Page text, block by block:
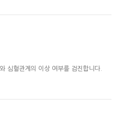
심혈관계의 이상 여부를 검진합니다.